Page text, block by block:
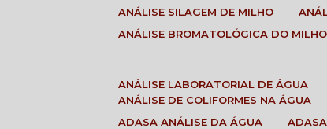
ANÁLISE SILAGEM DE MILHO
ANÁLISE BROMATOLÓGICA DO MILHO
ANÁLISE LABORATORIAL DE ÁGUA
ANÁLISE DE COLIFORMES NA ÁGUA
ADASA ANÁLISE DA ÁGUA